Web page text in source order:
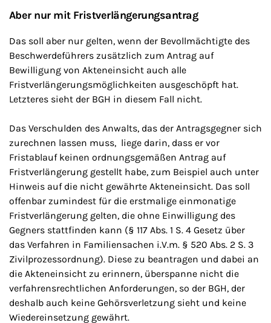
Aber nur mit Fristverlängerungsantrag
Das soll aber nur gelten, wenn der Bevollmächtigte des
Beschwerdeführers zusätzlich zum Antrag auf
Bewilligung von Akteneinsicht auch alle
Fristverlängerungsmöglichkeiten ausgeschöpft hat.
Letzteres sieht der BGH in diesem Fall nicht.
Das Verschulden des Anwalts, das der Antragsgegner sich
zurechnen lassen muss, liege darin, dass er vor
Fristablauf keinen ordnungsgemäßen Antrag auf
Fristverlängerung gestellt habe, zum Beispiel auch unter
Hinweis auf die nicht gewährte Akteneinsicht. Das soll
offenbar zumindest für die erstmalige einmonatige
Fristverlängerung gelten, die ohne Einwilligung des
Gegners stattfinden kann (§ 117 Abs. 1 S. 4 Gesetz über
das Verfahren in Familiensachen i.V.m. § 520 Abs. 2 S. 3
Zivilprozessordnung). Diese zu beantragen und dabei an
die Akteneinsicht zu erinnern, überspanne nicht die
verfahrensrechtlichen Anforderungen, so der BGH, der
deshalb auch keine Gehörsverletzung sieht und keine
Wiedereinsetzung gewährt.